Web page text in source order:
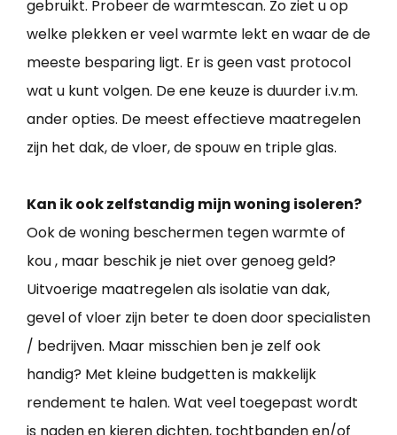
gebruikt. Probeer de warmtescan. Zo ziet u op
welke plekken er veel warmte lekt en waar de de
meeste besparing ligt. Er is geen vast protocol
wat u kunt volgen. De ene keuze is duurder i.v.m.
ander opties. De meest effectieve maatregelen
zijn het dak, de vloer, de spouw en triple glas.
Kan ik ook zelfstandig mijn woning isoleren?
Ook de woning beschermen tegen warmte of
kou , maar beschik je niet over genoeg geld?
Uitvoerige maatregelen als isolatie van dak,
gevel of vloer zijn beter te doen door specialisten
/ bedrijven. Maar misschien ben je zelf ook
handig? Met kleine budgetten is makkelijk
rendement te halen. Wat veel toegepast wordt
is naden en kieren dichten, tochtbanden en/of